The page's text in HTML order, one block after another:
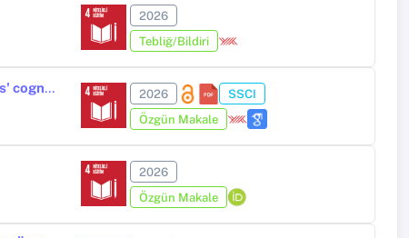
2026
Tebliğ/Bildiri
Bridging classical wisdom and modern pedagogy: pre-service teachers' cognitive engagement with Kutadgu Bilig
2026
SSCI
Özgün Makale
2026
Özgün Makale